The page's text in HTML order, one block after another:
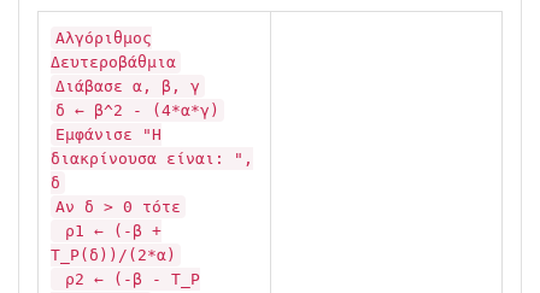
Αλγόριθμος
Δευτεροβάθμια
Διάβασε α, β, γ
δ ← β^2 - (4*α*γ)
Εμφάνισε "Η
διακρίνουσα είναι: ",
δ
Αν δ > 0 τότε
ρ1 ← (-β +
Τ_Ρ(δ))/(2*α)
ρ2 ← (-β - Τ_Ρ